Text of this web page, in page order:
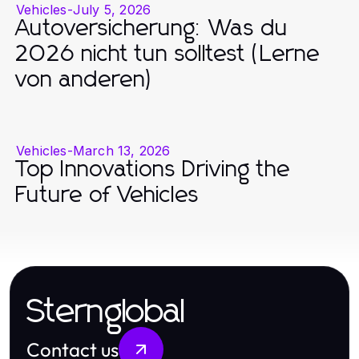
Vehicles-July 5, 2026
Autoversicherung: Was du
2026 nicht tun solltest (Lerne
von anderen)
Vehicles-March 13, 2026
Top Innovations Driving the
Future of Vehicles
Sternglobal
Contact us